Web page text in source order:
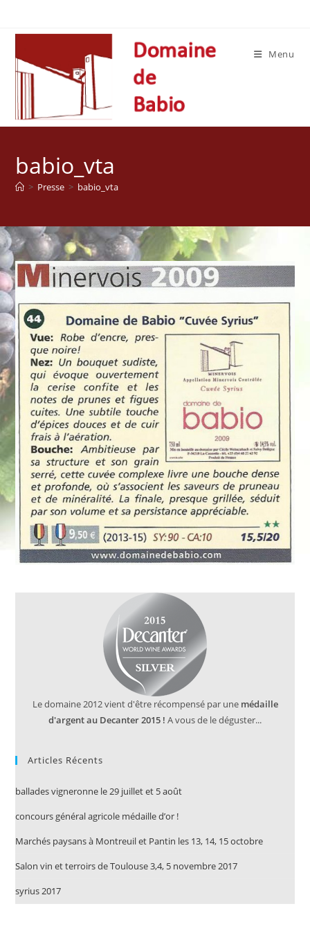
Menu
babio_vta
> Presse > babio_vta
Le domaine 2012 vient d'être récompensé par une médaille
d'argent au Decanter 2015 ! A vous de le déguster...
Articles Récents
ballades vigneronne le 29 juillet et 5 août
concours général agricole médaille d’or !
Marchés paysans à Montreuil et Pantin les 13, 14, 15 octobre
Salon vin et terroirs de Toulouse 3,4, 5 novembre 2017
syrius 2017